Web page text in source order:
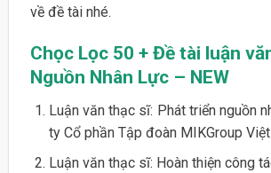
về đề tài nhé.
Chọc Lọc 50 + Đề tài luận
Nguồn Nhân Lực – NEW
Luận văn thạc sĩ: Phát triển nguồn
ty Cổ phần Tập đoàn MIKGroup
Luận văn thạc sĩ: Hoàn thiện công